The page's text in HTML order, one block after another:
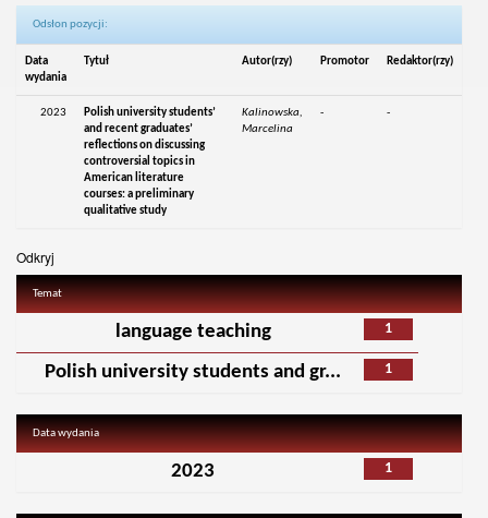
Odsłon pozycji:
Data
wydania
Tytuł Autor(rzy) Promotor Redaktor(rzy)
2023
Polish university students’
and recent graduates’
reflections on discussing
controversial topics in
American literature
courses: a preliminary
qualitative study
Kalinowska,
Marcelina
- -
Odkryj
Temat
1
language teaching
1
Polish university students and gr...
Data wydania
1
2023